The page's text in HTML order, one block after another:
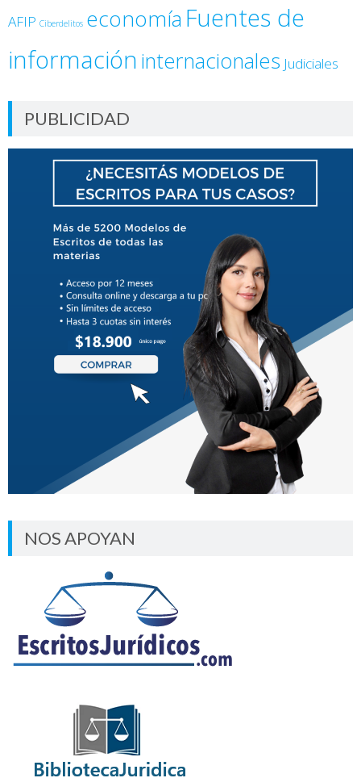
AFIP Ciberdelitos economía Fuentes de
información internacionales Judiciales
PUBLICIDAD
NOS APOYAN